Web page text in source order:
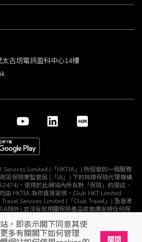
，即表示閣下同意其使
多有關閣下如何管理
關閉
古坊電訊盈科中心14樓
Services Limited (「HKTIA」) 所經營的一個服務
區保險業監管局 (「IA」) 下的持牌保險代理機構
。使用於此網站內所有對「保險」的提述、
由 HKTIA 為你直接安排。Club HKT Limited
Services Limited (「Club Travel」) 及香港
除外) 並沒有就相關保險產品或推廣安排任何保
權利